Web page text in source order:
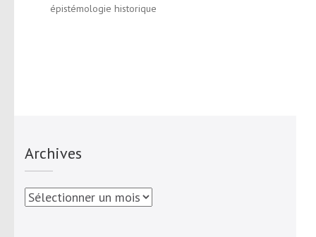
épistémologie historique
Archives
Archives